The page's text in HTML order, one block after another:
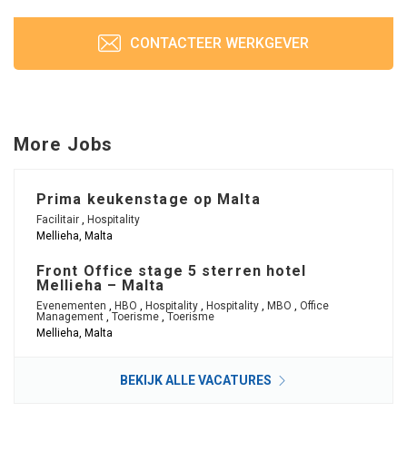
CONTACTEER WERKGEVER
More Jobs
Prima keukenstage op Malta
Facilitair , Hospitality
Mellieha, Malta
Front Office stage 5 sterren hotel
Mellieha – Malta
Evenementen , HBO , Hospitality , Hospitality , MBO , Office
Management , Toerisme , Toerisme
Mellieha, Malta
BEKIJK ALLE VACATURES